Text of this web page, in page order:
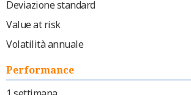
Deviazione standard
Value at risk
Volatilità annuale
Performance